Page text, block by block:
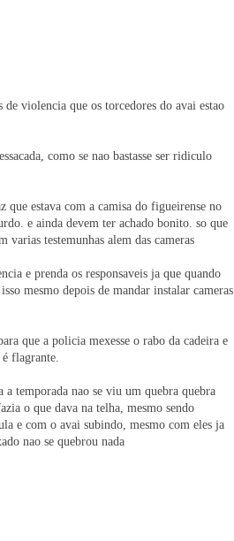
de violencia que os torcedores do avai estao
como se nao bastasse ser ridiculo
que estava com a camisa do figueirense no
e ainda devem ter achado bonito. so que
varias testemunhas alem das cameras
e prenda os responsaveis ja que quando
mesmo depois de mandar instalar cameras
que a policia mexesse o rabo da cadeira e
flagrante.
temporada nao se viu um quebra quebra
o que dava na telha, mesmo sendo
e com o avai subindo, mesmo com eles ja
nao se quebrou nada